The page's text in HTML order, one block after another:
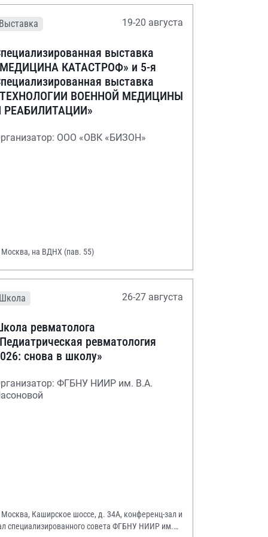
Выставка 19-20 августа
выставка
КАТАСТРОФ» и 5-я
выставка
ВОЕННОЙ МЕДИЦИНЫ
РЕАБИЛИТАЦИИ»
ООО «ОВК «БИЗОН»
Москва, на ВДНХ (пав. 55)
Школа 26-27 августа
ревматолога
ревматология
снова в школу»
ФГБНУ НИИР им. В.А.
Москва, Каширское шоссе, д. 34А, конференц-зал и
специализированного совета ФГБНУ НИИР им.